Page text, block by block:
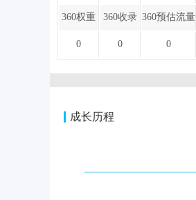
360权重 360收录 360预估流量
0 0 0
成长历程